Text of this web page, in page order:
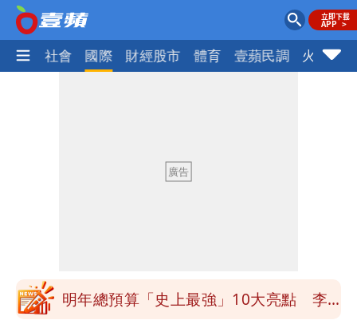
政治 社會 國際 財經股市 體育 壹蘋民調 火線話
策高層牽涉其中」才不提告
「我是台灣人」胸章竟是中國製
明年總預算「史上最強」10大亮點 李